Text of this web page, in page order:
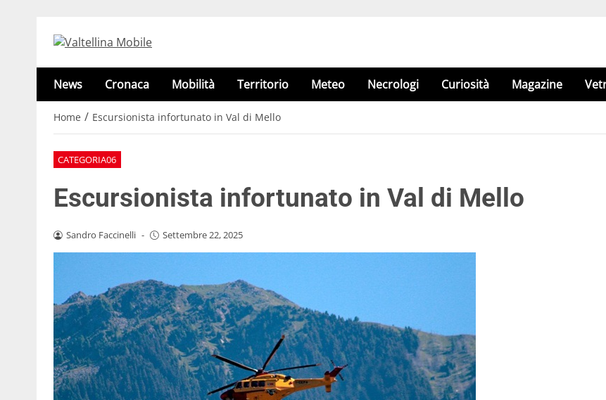
News Cronaca Mobilità Territorio Meteo Necrologi Curiosità Magazine
Home / Escursionista infortunato in Val di Mello
CATEGORIA06
Escursionista infortunato in Val di Mello
Sandro Faccinelli - Settembre 22, 2025